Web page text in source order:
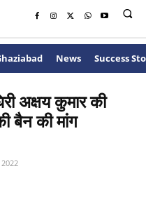
News Success
अक्षय कुमार की
बैन की मांग